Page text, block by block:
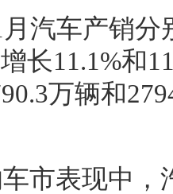
汽车产销分
长11.1%和
万辆和
市表现中，